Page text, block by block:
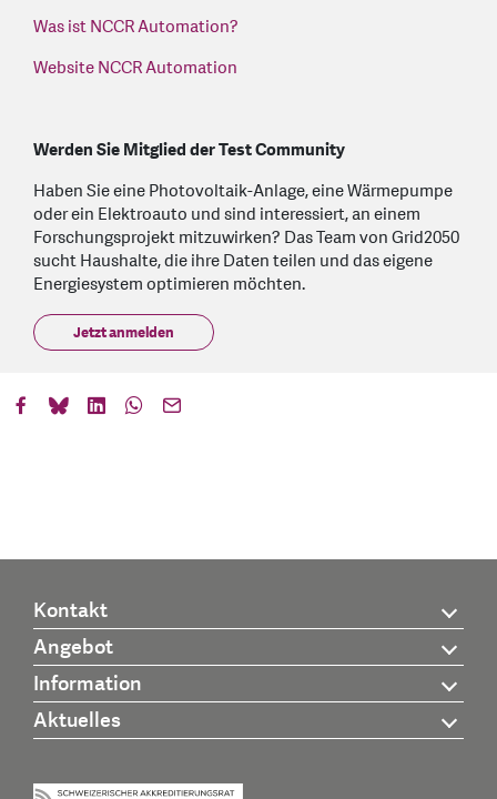
Was ist NCCR Automation?
Website NCCR Automation
Werden Sie Mitglied der Test Community
Haben Sie eine Photovoltaik-Anlage, eine Wärmepumpe
oder ein Elektroauto und sind interessiert, an einem
Forschungsprojekt mitzuwirken? Das Team von Grid2050
sucht Haushalte, die ihre Daten teilen und das eigene
Energiesystem optimieren möchten.
Jetzt anmelden
Kontakt
Angebot
Information
Aktuelles